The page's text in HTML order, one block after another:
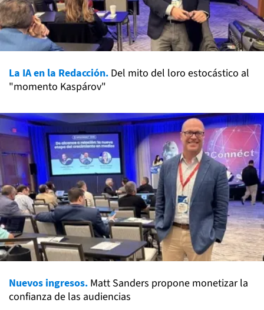
La IA en la Redacción. Del mito del loro estocástico al
"momento Kaspárov"
Nuevos ingresos. Matt Sanders propone monetizar la
confianza de las audiencias